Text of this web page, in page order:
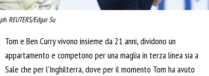
ph. REUTERS/Edgar Su
Tom e Ben Curry vivono insieme da 21 anni, dividono un
appartamento e competono per una maglia in terza linea sia a
Sale che per l’Inghilterra, dove per il momento Tom ha avuto